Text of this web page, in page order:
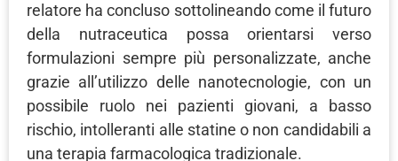
relatore ha concluso sottolineando come il futuro
della nutraceutica possa orientarsi verso
formulazioni sempre più personalizzate, anche
grazie all’utilizzo delle nanotecnologie, con un
possibile ruolo nei pazienti giovani, a basso
rischio, intolleranti alle statine o non candidabili a
una terapia farmacologica tradizionale.